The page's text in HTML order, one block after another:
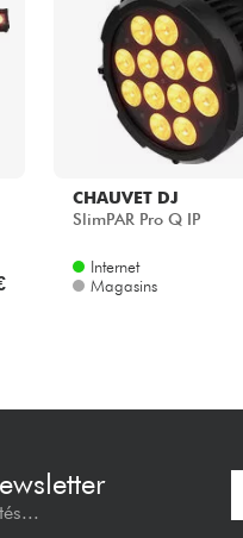
CHAUVET DJ
SlimPAR Pro Q IP
Internet
Magasins